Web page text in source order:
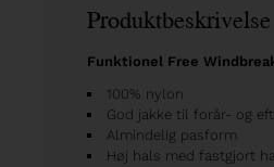
Produktbeskrivelse
Funktionel Free
100% nylon
God jakke til forår- og
Almindelig pasform
Høj hals med fastgjort